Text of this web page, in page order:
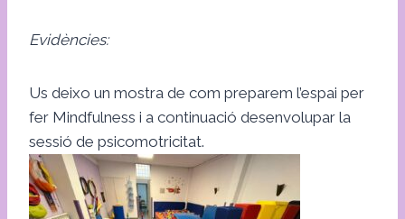
Evidències:
Us deixo un mostra de com preparem l’espai per
fer Mindfulness i a continuació desenvolupar la
sessió de psicomotricitat.